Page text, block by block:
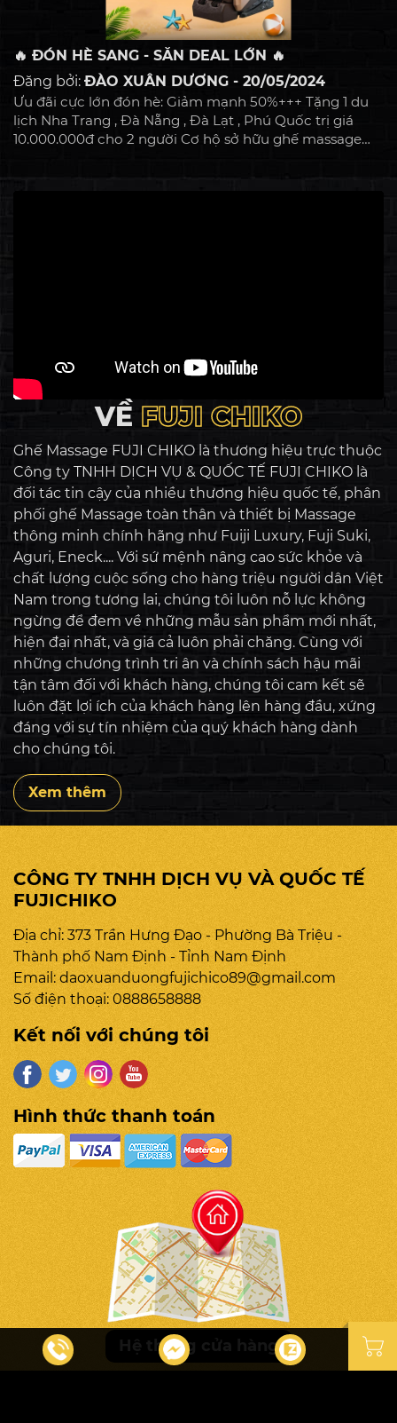
🔥 ĐÓN HÈ SANG - SĂN DEAL LỚN 🔥
Đăng bởi: ĐÀO XUÂN DƯƠNG - 20/05/2024
Ưu đãi cực lớn đón hè: Giảm mạnh 50%+++ Tặng 1 du
lịch Nha Trang , Đà Nẵng , Đà Lạt , Phú Quốc trị giá
10.000.000đ cho 2 người Cơ hộ sở hữu ghế massage
Số lượng có hạn nên khách hàng đừng bỏ lỡ nhé!
VỀ FUJI CHIKO
Ghế Massage FUJI CHIKO là thương hiệu trực thuộc
Công ty TNHH DỊCH VỤ & QUỐC TẾ FUJI CHIKO là
đối tác tin cậy của nhiều thương hiệu quốc tế, phân
phối ghế Massage toàn thân và thiết bị Massage
thông minh chính hãng như Fuiji Luxury, Fuji Suki,
Aguri, Eneck.... Với sứ mệnh nâng cao sức khỏe và
chất lượng cuộc sống cho hàng triệu người dân Việt
Nam trong tương lai, chúng tôi luôn nỗ lực không
ngừng để đem về những mẫu sản phẩm mới nhất,
hiện đại nhất, và giá cả luôn phải chăng. Cùng với
những chương trình tri ân và chính sách hậu mãi
tận tâm đối với khách hàng, chúng tôi cam kết sẽ
luôn đặt lợi ích của khách hàng lên hàng đầu, xứng
đáng với sự tín nhiệm của quý khách hàng dành
cho chúng tôi.
Xem thêm
CÔNG TY TNHH DỊCH VỤ VÀ QUỐC TẾ
FUJICHIKO
Địa chỉ: 373 Trần Hưng Đạo - Phường Bà Triệu -
Thành phố Nam Định - Tỉnh Nam Định
Email: daoxuanduongfujichico89@gmail.com
Số điện thoại: 0888658888
Kết nối với chúng tôi
Hình thức thanh toán
Hệ thống cửa hàng